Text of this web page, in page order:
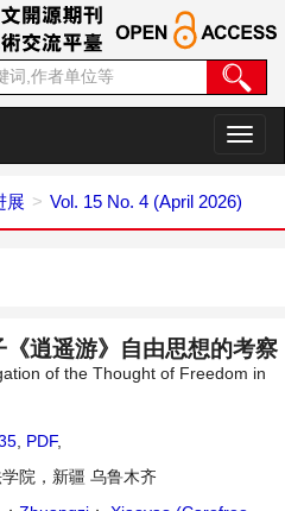
切
换
航
展 Vol. 15 No. 4 (April 2026)
逍遥游》自由思想的考察
of the Thought of Freedom in
PDF,
院，新疆 乌鲁木齐